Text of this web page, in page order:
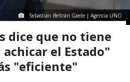
Sebastián Beltrán Gaete | Agencia UNO
dice que no tiene
el Estado"
"eficiente"